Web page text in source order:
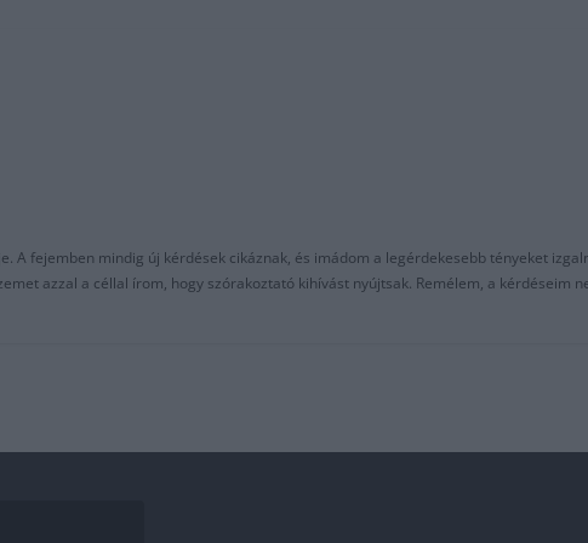
A fejemben mindig új kérdések cikáznak, és imádom a legérdekesebb tényeket
azzal a céllal írom, hogy szórakoztató kihívást nyújtsak. Remélem, a kérdéseim